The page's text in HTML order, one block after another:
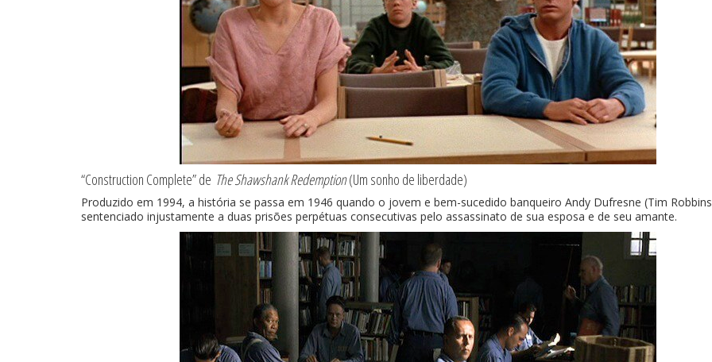
“Construction Complete” de The Shawshank Redemption(Um sonho de liberdade)
Produzido em 1994, a história se passa em 1946 quando o jovem e bem-sucedido banqueiro Andy Dufresne (Tim
sentenciado injustamente a duas prisões perpétuas consecutivas pelo assassinato de sua esposa e de seu amante.